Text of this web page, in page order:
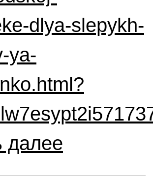
dlya-slepykh-
ya-
далее